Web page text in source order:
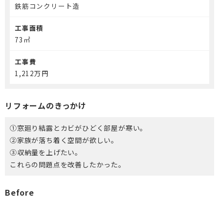
鉄筋コンクリート造
工事面積
73㎡
工事費
1,212万円
リフォームのきっかけ
①窓廻り結露とカビがひどく部屋が寒い。
②家族が落ち着く空間が欲しい。
③収納量を上げたい。
これらの問題点を改善したかった。
Before